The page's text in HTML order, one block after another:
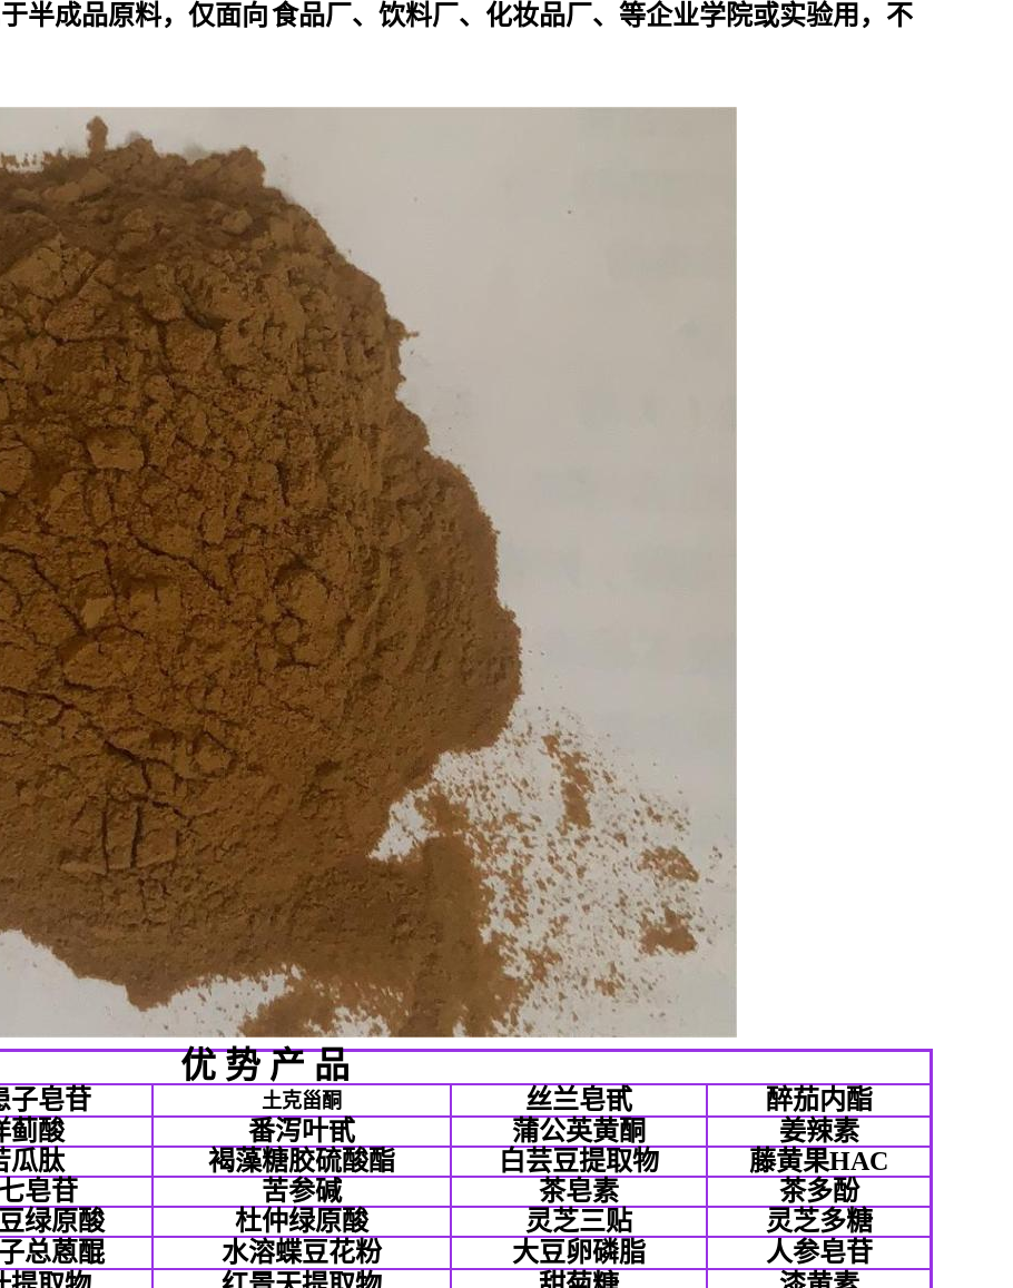
半成品原料，仅面向食品厂、饮料厂、化妆品厂、等企业学院或实验用，不
优 势 产 品
子皂苷 土克甾酮 丝兰皂甙
醉茄内酯
蓟酸 番泻叶甙 蒲公英黄酮
姜辣素
瓜肽 褐藻糖胶硫酸酯 白芸豆提取物
藤黄果HAC
皂苷 苦参碱 茶皂素
茶多酚
绿原酸 杜仲绿原酸 灵芝三贴 灵芝多糖
总蒽醌 水溶蝶豆花粉 大豆卵磷脂 人参皂苷